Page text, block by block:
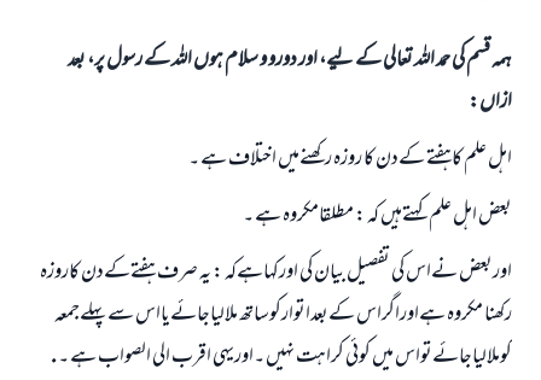
ہمہ قسم کی حمد اللہ تعالی کے لیے، اور دورو و سلام ہوں اللہ کے رسول پر، بعد
ازاں:
اہل علم کاہفتے کےدن کا روزہ رکھنےمیں اختلاف ہے ۔
بعض اہل علم کہتےہیں کہ : مطلقامکروہ ہے ۔
اوربعض نےاس کی تفصیل بیان کی اورکہاہےکہ : یہ صرف ہفتےکےدن کاروزہ
رکھنا مکروہ ہےاوراگراس کےبعداتوارکوساتھ ملالیاجائےیااس سے پہلےجمعہ
کوملالیاجائےتواس میں کوئی کراہت نہیں ۔اوریہی اقرب الی الصواب ہے ۔ .
جواب نمبر 110845 نے نکاح ٹوٹنے سے بچایا۔
امت مسلمہ کے واسطے جوابات پیش کرنے کے لیے ہماری مدد کریں
رسول اللہ صلی اللہ علیہ و سلم کا فرمان ہے: